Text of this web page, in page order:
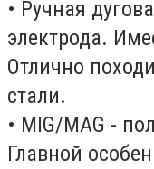
• Ручная
электрода.
Отлично
стали.
• MIG/MAG -
Главной